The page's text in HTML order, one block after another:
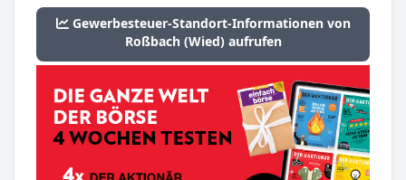
Gewerbesteuer-Standort-Informationen von
Roßbach (Wied) aufrufen